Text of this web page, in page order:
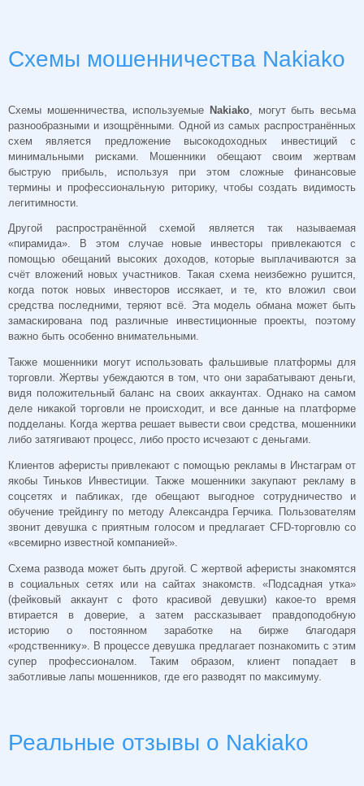
Схемы мошенничества Nakiako
Схемы мошенничества, используемые Nakiako , могут быть весьма
разнообразными и изощрёнными. Одной из самых распространённых
схем является предложение высокодоходных инвестиций с
минимальными рисками. Мошенники обещают своим жертвам
быструю прибыль, используя при этом сложные финансовые
термины и профессиональную риторику, чтобы создать видимость
легитимности.
Другой распространённой схемой является так называемая
«пирамида». В этом случае новые инвесторы привлекаются с
помощью обещаний высоких доходов, которые выплачиваются за
счёт вложений новых участников. Такая схема неизбежно рушится,
когда поток новых инвесторов иссякает, и те, кто вложил свои
средства последними, теряют всё. Эта модель обмана может быть
замаскирована под различные инвестиционные проекты, поэтому
важно быть особенно внимательными.
Также мошенники могут использовать фальшивые платформы для
торговли. Жертвы убеждаются в том, что они зарабатывают деньги,
видя положительный баланс на своих аккаунтах. Однако на самом
деле никакой торговли не происходит, и все данные на платформе
подделаны. Когда жертва решает вывести свои средства, мошенники
либо затягивают процесс, либо просто исчезают с деньгами.
Клиентов аферисты привлекают с помощью рекламы в Инстаграм от
якобы Тиньков Инвестиции. Также мошенники закупают рекламу в
соцсетях и пабликах, где обещают выгодное сотрудничество и
обучение трейдингу по методу Александра Герчика. Пользователям
звонит девушка с приятным голосом и предлагает CFD-торговлю со
«всемирно известной компанией».
Схема развода может быть другой. С жертвой аферисты знакомятся
в социальных сетях или на сайтах знакомств. «Подсадная утка»
(фейковый аккаунт с фото красивой девушки) какое-то время
втирается в доверие, а затем рассказывает правдоподобную
историю о постоянном заработке на бирже благодаря
«родственнику». В процессе девушка предлагает познакомить с этим
супер профессионалом. Таким образом, клиент попадает в
заботливые лапы мошенников, где его разводят по максимуму.
Реальные отзывы о Nakiako